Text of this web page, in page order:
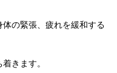
の緊張、疲れを緩和する
きます。